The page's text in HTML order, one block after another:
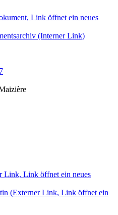
Link öffnet ein neues
(Interner Link)
Link, Link öffnet ein neues
(Externer Link, Link öffnet ein